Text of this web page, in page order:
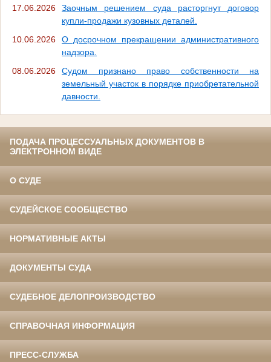
17.06.2026
Заочным решением суда расторгнут договор
купли-продажи кузовных деталей.
10.06.2026
О досрочном прекращении административного
надзора.
08.06.2026
Судом признано право собственности на
земельный участок в порядке приобретательной
давности.
ПОДАЧА ПРОЦЕССУАЛЬНЫХ ДОКУМЕНТОВ В
ЭЛЕКТРОННОМ ВИДЕ
О СУДЕ
СУДЕЙСКОЕ СООБЩЕСТВО
НОРМАТИВНЫЕ АКТЫ
ДОКУМЕНТЫ СУДА
СУДЕБНОЕ ДЕЛОПРОИЗВОДСТВО
СПРАВОЧНАЯ ИНФОРМАЦИЯ
ПРЕСС-СЛУЖБА